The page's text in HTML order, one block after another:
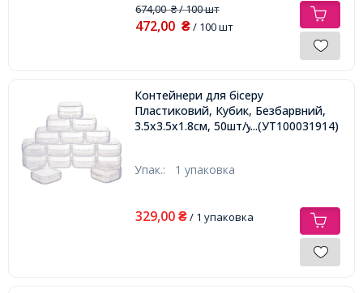
674,00₴/ 100 шт
472,00 ₴/ 100 шт
Контейнери для бісеру
Пластиковий, Кубик, Безбарвний,
3.5x3.5x1.8см, 50шт/упак,...(УТ100031914)
Упак.: 1 упаковка
329,00 ₴/ 1 упаковка